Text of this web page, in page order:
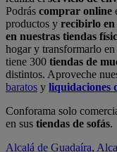
Podrás comprar online
productos y recibirlo
en nuestras tiendas
hogar y transformarlo
tiene 300 tiendas de
distintos. Aproveche
baratos y liquidaciones
Conforama solo
en sus tiendas de sofás.
Alcalá de Guadaíra,